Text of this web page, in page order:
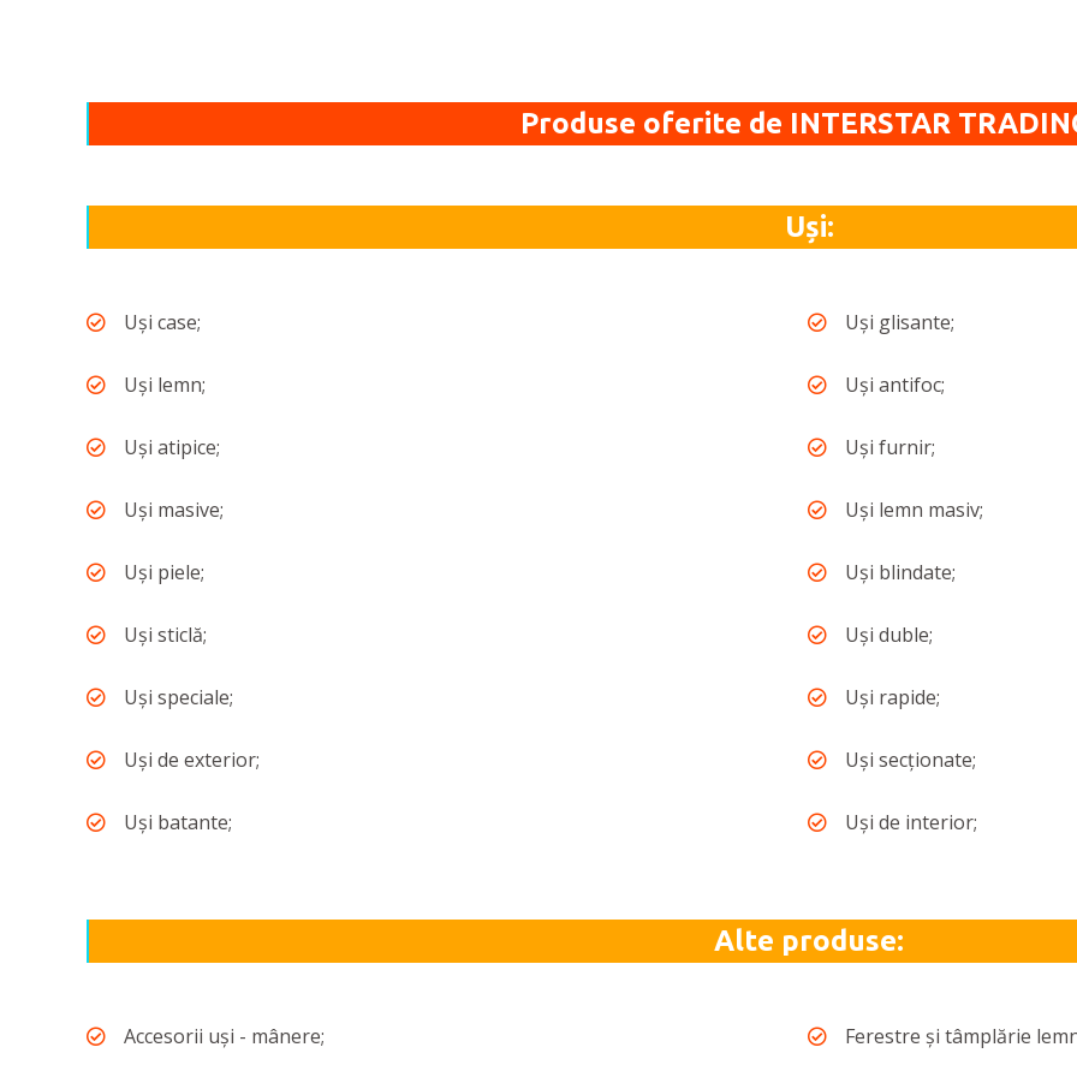
Produse oferite de INTERSTAR
Uși:
Uși case; Uși glisante;
Uși lemn; Uși antifoc;
Uși atipice; Uși furnir;
Uși masive; Uși lemn masiv;
Uși piele; Uși blindate;
Uși sticlă; Uși duble;
Uși speciale; Uși rapide;
Uși de exterior; Uși secționate;
Uși batante; Uși de interior;
Alte produse:
Accesorii uși - mânere; Ferestre și tâmplărie